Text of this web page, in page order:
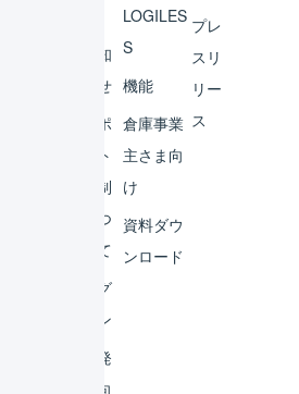
お知
らせ
サポ
ート
体制
につ
いて
ログ
イン
開発
者向
LOGILES
S
機能
倉庫事業
主さま向
け
資料ダウ
ンロード
プレ
スリ
リー
ス